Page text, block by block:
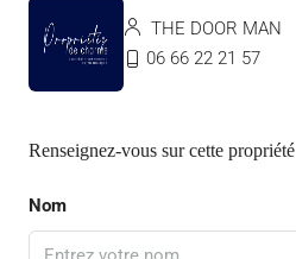
THE DOOR MAN
06 66 22 21 57
Renseignez-vous sur cette propriété
Nom